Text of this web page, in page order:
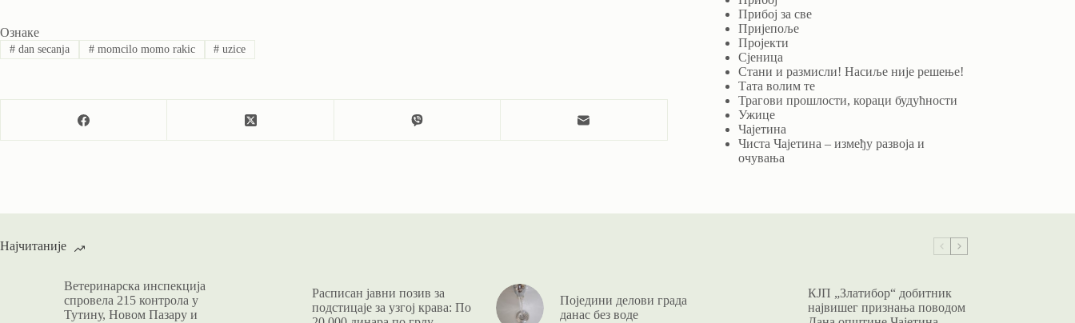
Ознаке
#dan secanja #momcilo momo rakic # uzice
Прибој за све
Пријепоље
Пројекти
Сјеница
Стани и размисли! Насиље није решење!
Тата волим те
Трагови прошлости, кораци будућности
Ужице
Чајетина
Чиста Чајетина – између развоја и
очувања
Најчитаније
Ветеринарска инспекција
спровела 215 контрола у
Тутину, Новом Пазару и
Расписан јавни позив за
подстицаје за узгој крава: По
Поједини делови града
данас без воде
КЈП „Златибор“ добитник
највишег признања поводом